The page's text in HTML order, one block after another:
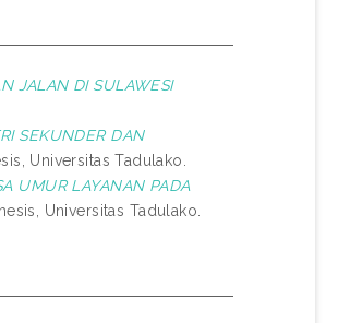
JALAN DI SULAWESI
SEKUNDER DAN
Universitas Tadulako.
UMUR LAYANAN PADA
Universitas Tadulako.